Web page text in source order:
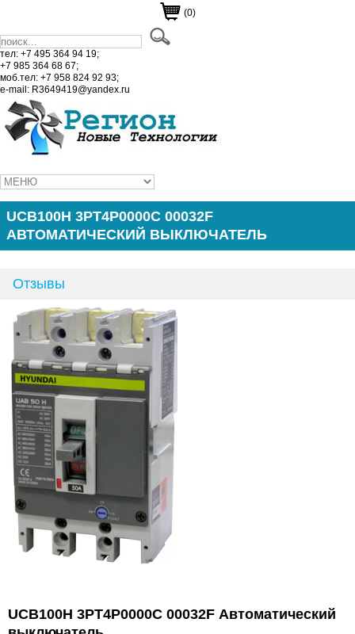
(0)
тел: +7 495 364 94 19;
+7 985 364 68 67;
моб.тел: +7 958 824 92 93;
e-mail: R3649419@yandex.ru
UCB100H 3PT4P0000C 00032F
АВТОМАТИЧЕСКИЙ ВЫКЛЮЧАТЕЛЬ
Отзывы
UCB100H 3PT4P0000C 00032F Автоматический